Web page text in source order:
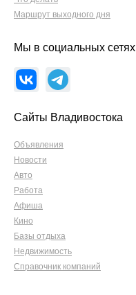
Маршрут выходного дня
Мы в социальных сетях
Сайты Владивостока
Объявления
Новости
Авто
Работа
Афиша
Кино
Базы отдыха
Недвижимость
Справочник компаний